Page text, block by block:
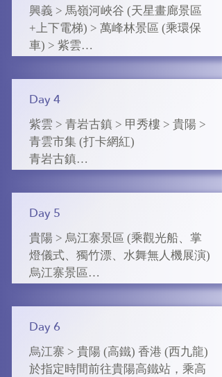
河、伏流等星羅棋佈。
安順 : 5 星標準萬綠城鉑瑞茲或奧維
洞、石林、石柱比比皆是，屬典型
的喀斯特地貌。以黃果樹瀑布為核
心，在上下游河段，有風格各異的
天星橋景區
天星橋風景區位於黃果樹大瀑布下
游，分為天星盆景區、天星洞和水
上石林三大區，這裡主要觀賞石、
樹、水的美妙結合，是水上石林變
化而成的天然景區。如果說黃果樹
星橋區則是玲瓏秀美。
興義 : 5 星標準國龍雅閣酒店 或 富
興義 > 馬嶺河峽谷 (天星畫廊景區
+上下電梯) > 萬峰林景區 (乘環保
車) > 紫雲
馬嶺河峽谷 (國家級風景名勝區)
馬嶺河峽谷交織成群的瀑布氣勢磅
薄，尖峭的錐峰密集叢生，兩岸峰
林之中，還有古廟、古橋、古戰
場、古驛道等人文景觀，充滿了古
野的情趣和神秘幽深的色彩。天星
畫廊是峽谷景區精華核心部分，它
萬峰林景區
萬峰林以氣勢宏大， 造型美， 峰岩
奇特的典型喀斯特朋盆穀峰林地貌
而著稱。峰林的特點是呈現高原喀
斯特山峰陣型式，山峰連延宛若兵
陣。壩子西側可看到一片姿態萬千
落，峻秀挺拔，令人賞心悅目。
Day 4
紫雲 > 青岩古鎮 > 甲秀樓 > 貴陽 >
青雲市集 (打卡網紅)
青岩古鎮
這裏有數百年遺留下的古城門、古
牌坊、青石小街，古廟等等.明清鎮
街風貌至今保存完好，尚存石牌坊
雕鏤精工，風格各異。
甲秀樓
甲秀樓座落在貴陽市母親河南明河
風水，區“科甲挺秀”之意。
貴陽 : 5 星標準  福朋喜來登 或格蘭
Day 5
貴陽 > 烏江寨景區 (乘觀光船、掌
燈儀式、獨竹漂、水舞無人機展演)
烏江寨景區
漫遊烏江寨景區，依託於恬靜的山
水自然環境和濃厚黔北村寨民俗氛
圍，結合自然山勢與河道地形綜合
整治，修繕、複建和改建，呈現出
一幅黔北民居群落畫卷。暮色將
Day 6
烏江寨 > 貴陽 (高鐵) 香港 (西九龍)
於指定時間前往貴陽高鐵站，乘高